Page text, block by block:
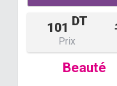
101 DT
Prix
Beauté